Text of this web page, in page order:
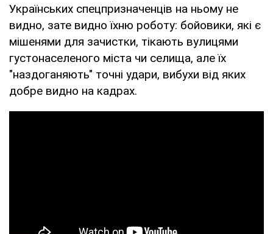
Українських спецпризначенців на ньому не
видно, зате видно їхню роботу: бойовики, які є
мішенями для зачистки, тікають вулицями
густонаселеного міста чи селища, але їх
"наздоганяють" точні удари, вибухи від яких
добре видно на кадрах.